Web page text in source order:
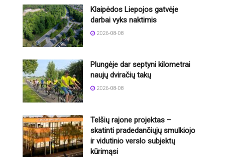
Klaipėdos Liepojos gatvėje
darbai vyks naktimis
2026-08-08
Plungėje dar septyni kilometrai
naujų dviračių takų
2026-08-08
Telšių rajone projektas –
skatinti pradedančiųjų smulkiojo
ir vidutinio verslo subjektų
kūrimąsi